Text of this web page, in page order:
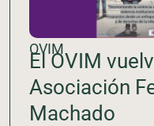
OVIM
El OVIM
Asociación
Machado